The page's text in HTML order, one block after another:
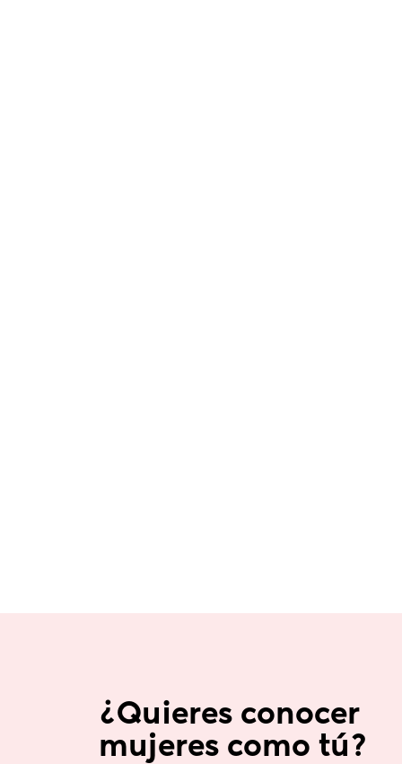
¿Quieres conocer
mujeres como tú?